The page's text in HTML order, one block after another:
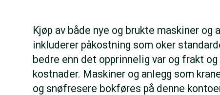
Kjøp av både nye og brukte maskiner og
inkluderer påkostning som oker
bedre enn det opprinnelig var og frakt
kostnader. Maskiner og anlegg som
og snøfresere bokføres på denne